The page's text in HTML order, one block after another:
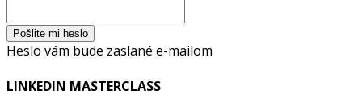
Heslo vám bude zaslané e-mailom
LINKEDIN MASTERCLASS